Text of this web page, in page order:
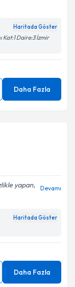
Haritada Göster
Kat:1 Daire:3 İzmir
Daha Fazla
yapan,
Devamı
Haritada Göster
Daha Fazla